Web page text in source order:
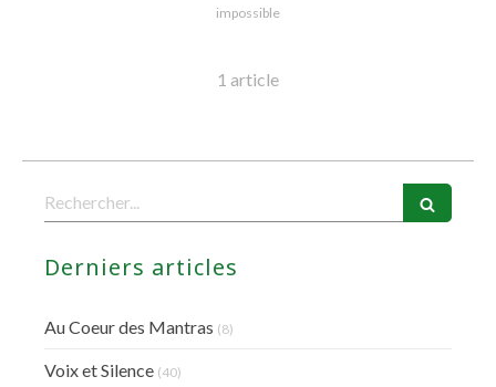
impossible
1 article
Rechercher
Derniers articles
Au Coeur des Mantras (8)
Voix et Silence (40)